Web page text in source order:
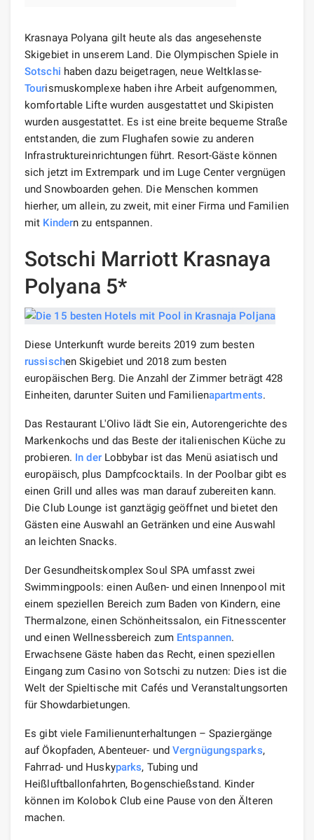
Krasnaya Polyana gilt heute als das angesehenste
Skigebiet in unserem Land. Die Olympischen Spiele in
Sotschi haben dazu beigetragen, neue Weltklasse-
Tourismuskomplexe haben ihre Arbeit aufgenommen,
komfortable Lifte wurden ausgestattet und Skipisten
wurden ausgestattet. Es ist eine breite bequeme Straße
entstanden, die zum Flughafen sowie zu anderen
Infrastruktureinrichtungen führt. Resort-Gäste können
sich jetzt im Extrempark und im Luge Center vergnügen
und Snowboarden gehen. Die Menschen kommen
hierher, um allein, zu zweit, mit einer Firma und Familien
mit Kindern zu entspannen.
Sotschi Marriott Krasnaya
Polyana 5*
Diese Unterkunft wurde bereits 2019 zum besten
russischen Skigebiet und 2018 zum besten
europäischen Berg. Die Anzahl der Zimmer beträgt 428
Einheiten, darunter Suiten und Familienapartments.
Das Restaurant L'Olivo lädt Sie ein, Autorengerichte des
Markenkochs und das Beste der italienischen Küche zu
probieren. In derLobbybar ist das Menü asiatisch und
europäisch, plus Dampfcocktails. In der Poolbar gibt es
einen Grill und alles was man darauf zubereiten kann.
Die Club Lounge ist ganztägig geöffnet und bietet den
Gästen eine Auswahl an Getränken und eine Auswahl
an leichten Snacks.
Der Gesundheitskomplex Soul SPA umfasst zwei
Swimmingpools: einen Außen- und einen Innenpool mit
einem speziellen Bereich zum Baden von Kindern, eine
Thermalzone, einen Schönheitssalon, ein Fitnesscenter
und einen Wellnessbereich zum Entspannen.
Erwachsene Gäste haben das Recht, einen speziellen
Eingang zum Casino von Sotschi zu nutzen: Dies ist die
Welt der Spieltische mit Cafés und Veranstaltungsorten
für Showdarbietungen.
Es gibt viele Familienunterhaltungen – Spaziergänge
auf Ökopfaden, Abenteuer- undVergnügungsparks,
Fahrrad- und Huskyparks, Tubing und
Heißluftballonfahrten, Bogenschießstand. Kinder
können im Kolobok Club eine Pause von den Älteren
machen.